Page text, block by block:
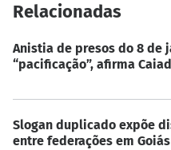
Relacionadas
Anistia de presos do 8 de
“pacificação”, afirma
Slogan duplicado expõe
entre federações em Goiás